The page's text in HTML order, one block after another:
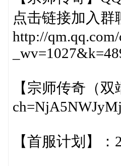
点击链接加入群
http://
【宗师传奇（
【首服计划】